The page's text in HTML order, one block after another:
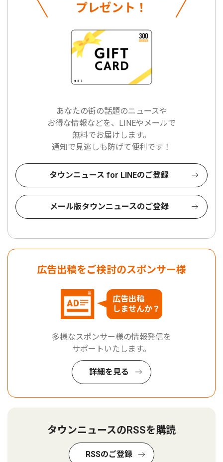
プレゼント！
あなたの街の話題のニュースや
お得な情報などを、LINEやメールで
無料でお届けします。
通知で見逃しも防げて便利です！
タウンニュース for LINEのご登録
メール版タウンニュースのご登録
広告出稿をご検討のスポンサー様
広告出稿
しませんか？
多様なスポンサー様の情報発信を
サポートいたします。
詳細を見る
タウンニュースのRSSを購読
RSSのご登録